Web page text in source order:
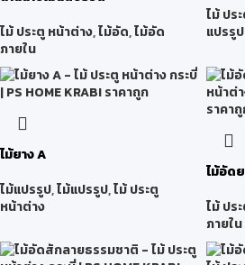
ไม้ ประตู หน้าต่าง,ไม้อัด,ไม้อัด
ภายใน
ไม้ ปร
แปรรูป
ไม้ยาง A
ไม้แปรรูป,ไม้แปรรูป,ไม้ ประตู
หน้าต่าง
ไม้อัด
ไม้ ปร
ภายใน